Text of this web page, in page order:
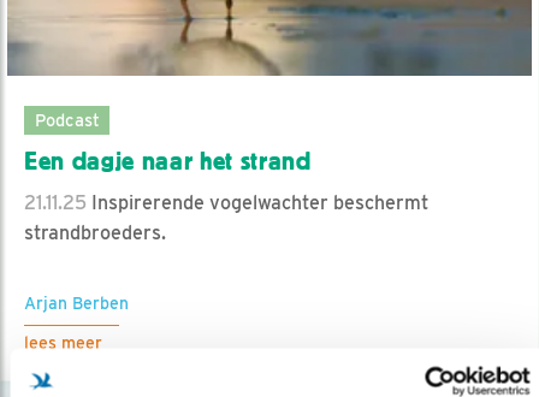
Podcast
Een dagje naar het strand
21.11.25 Inspirerende vogelwachter beschermt
strandbroeders.
Arjan Berben
lees meer